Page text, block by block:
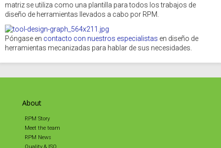
matriz se utiliza como una plantilla para todos los trabajos de
diseño de herramientas llevados a cabo por RPM.
Póngase en contacto con nuestros especialistas en diseño de
herramientas mecanizadas para hablar de sus necesidades.
About
RPM Story
Meet the team
RPM News
Quality & ISO